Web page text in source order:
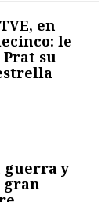
en
le
Prat su
guerra y
gran